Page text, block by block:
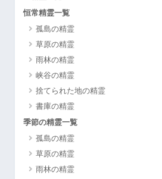
恒常精霊一覧
孤島の精霊
草原の精霊
雨林の精霊
峡谷の精霊
捨てられた地の精霊
書庫の精霊
季節の精霊一覧
孤島の精霊
草原の精霊
雨林の精霊